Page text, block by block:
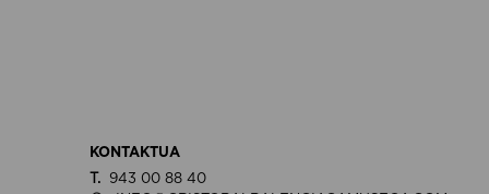
KONTAKTUA
T.
943 00 88 40